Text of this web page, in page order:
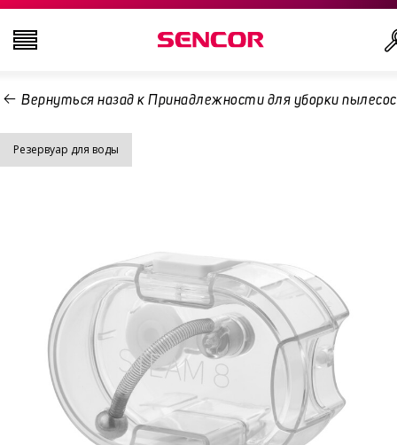
ТЕЛЕВИЗОРЫ
АУДИО-ВИДЕО
БЫТОВАЯ ТЕХНИКА
ТОВАРЫ ДЛЯ ЗДОРОВЬЯ И КРАСОТЫ
ОФИС И КАБЕЛИ
Вернуться назад к Принадлежности для уборки
Резервуар для воды